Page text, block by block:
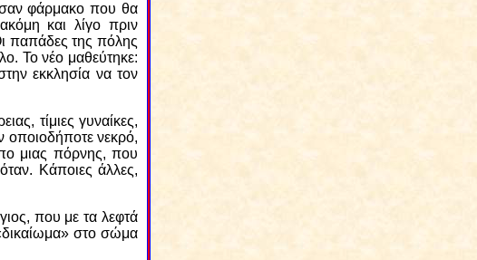
φάρμακο που θα
και λίγο πριν
παπάδες της πόλης
Το νέο μαθεύτηκε:
εκκλησία να τον
τίμιες γυναίκες,
οποιοδήποτε νεκρό,
μιας πόρνης, που
Κάποιες άλλες,
που με τα λεφτά
στο σώμα